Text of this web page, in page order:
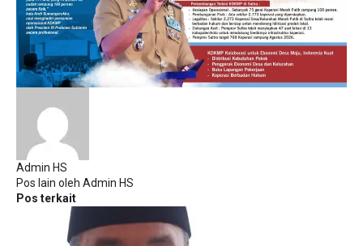
Admin HS
Pos lain oleh Admin HS
Pos terkait